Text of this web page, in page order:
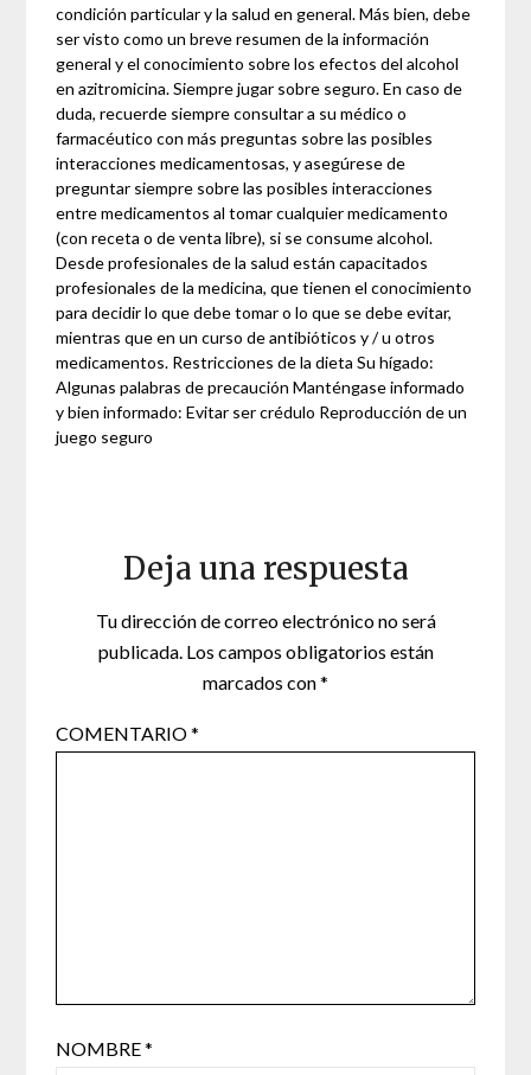
condición particular y la salud en general. Más bien, debe
ser visto como un breve resumen de la información
general y el conocimiento sobre los efectos del alcohol
en azitromicina. Siempre jugar sobre seguro. En caso de
duda, recuerde siempre consultar a su médico o
farmacéutico con más preguntas sobre las posibles
interacciones medicamentosas, y asegúrese de
preguntar siempre sobre las posibles interacciones
entre medicamentos al tomar cualquier medicamento
(con receta o de venta libre), si se consume alcohol.
Desde profesionales de la salud están capacitados
profesionales de la medicina, que tienen el conocimiento
para decidir lo que debe tomar o lo que se debe evitar,
mientras que en un curso de antibióticos y / u otros
medicamentos. Restricciones de la dieta Su hígado:
Algunas palabras de precaución Manténgase informado
y bien informado: Evitar ser crédulo Reproducción de un
juego seguro
Deja una respuesta
Tu dirección de correo electrónico no será
publicada. Los campos obligatorios están
marcados con*
COMENTARIO*
NOMBRE*